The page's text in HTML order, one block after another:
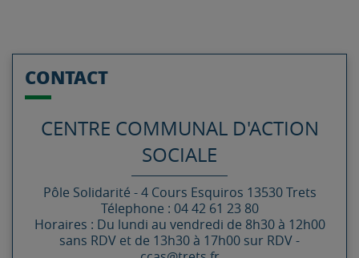
CONTACT
CENTRE COMMUNAL D'ACTION
SOCIALE
Pôle Solidarité - 4 Cours Esquiros 13530 Trets
Télephone : 04 42 61 23 80
Horaires : Du lundi au vendredi de 8h30 à 12h00
sans RDV et de 13h30 à 17h00 sur RDV -